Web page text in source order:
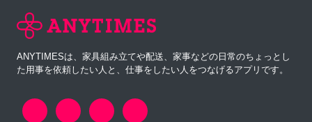
ANYTIMESは、家具組み立てや配送、家事などの日常のちょっとし
た用事を依頼したい人と、仕事をしたい人をつなげるアプリです。